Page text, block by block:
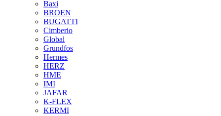
Baxi
BROEN
BUGATTI
Cimberio
Global
Grundfos
Hermes
HERZ
HME
IMI
JAFAR
K-FLEX
KERMI